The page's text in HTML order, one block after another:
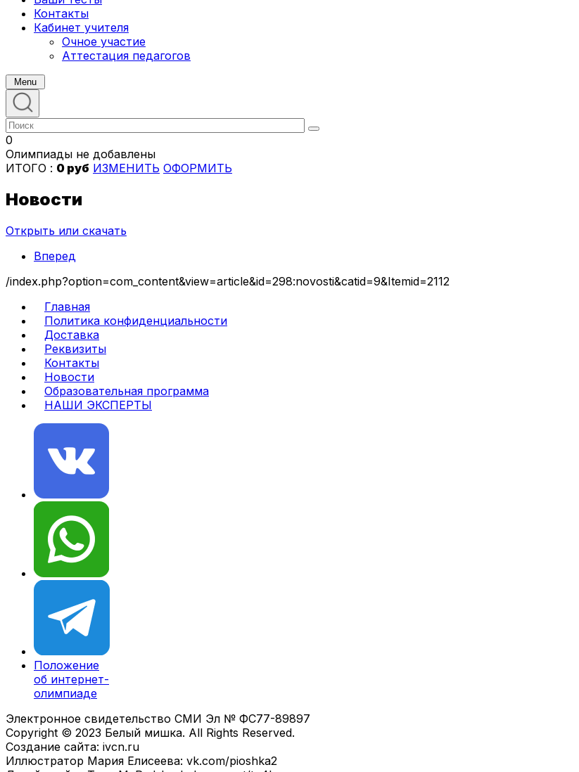
Контакты
Кабинет учителя
Очное участие
Аттестация педагогов
Menu
0
Олимпиады не добавлены
ИТОГО : 0 руб ИЗМЕНИТЬ ОФОРМИТЬ
Новости
Открыть или скачать
Вперед
/index.php?option=com_content&view=article&id=298:novosti&catid=9&Itemid=2112
Главная
Политика конфиденциальности
Доставка
Реквизиты
Контакты
Новости
Образовательная программа
НАШИ ЭКСПЕРТЫ
Положение
об интернет-
олимпиаде
Электронное свидетельство СМИ Эл № ФС77-89897
Copyright © 2023 Белый мишка. All Rights Reserved.
Создание сайта: ivcn.ru
Иллюстратор Мария Елисеева: vk.com/pioshka2